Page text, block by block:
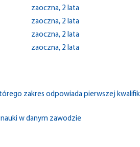
zaoczna, 2 lata
zaoczna, 2 lata
zaoczna, 2 lata
zaoczna, 2 lata
zakres odpowiada pierwszej
w danym zawodzie